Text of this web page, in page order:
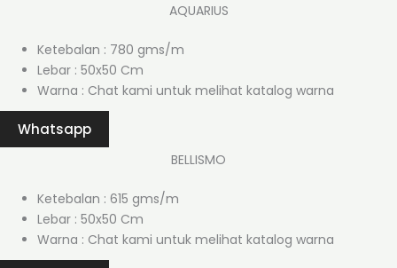
AQUARIUS
Ketebalan : 780 gms/m
Lebar : 50x50 Cm
Warna : Chat kami untuk melihat katalog warna
Whatsapp
BELLISMO
Ketebalan : 615 gms/m
Lebar : 50x50 Cm
Warna : Chat kami untuk melihat katalog warna